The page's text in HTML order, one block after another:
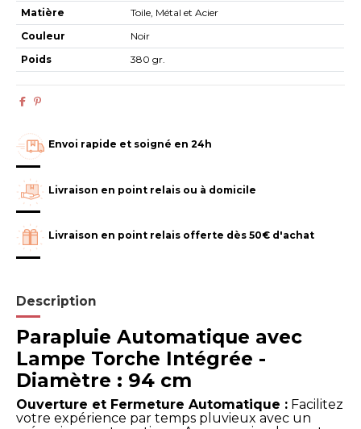
Matière
Toile, Métal et Acier
Couleur
Noir
Poids
380 gr.
Envoi rapide et soigné en 24h
Livraison en point relais ou à domicile
Livraison en point relais offerte dès 50€ d'achat
Description
Parapluie Automatique avec
Lampe Torche Intégrée -
Diamètre : 94 cm
Ouverture et Fermeture Automatique : Facilitez
votre expérience par temps pluvieux avec un